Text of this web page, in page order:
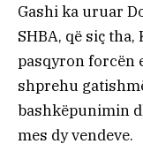
Gashi ka uruar
SHBA, që siç
pasqyron forcën
shprehu
bashkëpunimin
mes dy vendeve.